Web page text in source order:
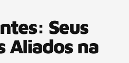
Seus
Aliados na